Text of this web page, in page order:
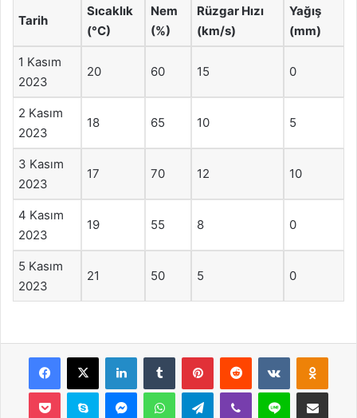
Tarih
Sıcaklık
(°C)
Nem
(%)
Rüzgar Hızı
(km/s)
Yağış
(mm)
1 Kasım
2023
20 60 15 0
2 Kasım
2023
18 65 10 5
3 Kasım
2023
17 70 12 10
4 Kasım
2023
19 55 8 0
5 Kasım
2023
21 50 5 0
Facebook
X LinkedInTumblr PinterestReddit VKontakte
Pocket Skype MessengerWhatsAppTelegramViber Line E-Posta ile